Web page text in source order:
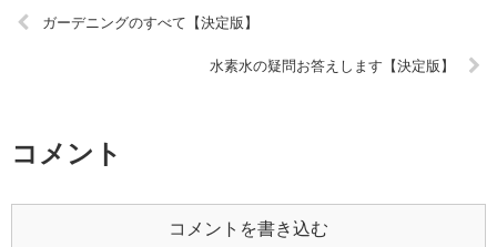
ガーデニングのすべて【決定版】
水素水の疑問お答えします【決定版】
コメント
コメントを書き込む